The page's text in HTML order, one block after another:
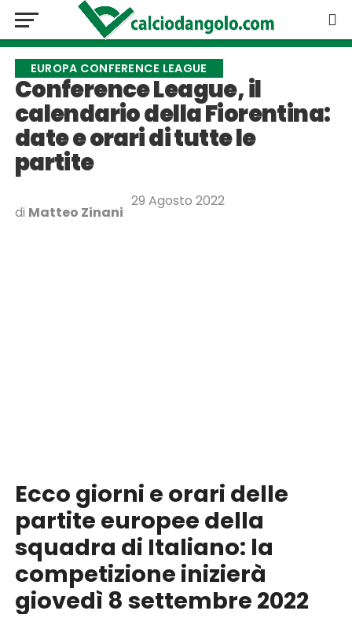
EUROPA CONFERENCE LEAGUE
Conference League, il
calendario della Fiorentina:
date e orari di tutte le
partite
di Matteo Zinani
29 Agosto 2022
Ecco giorni e orari delle
partite europee della
squadra di Italiano: la
competizione inizierà
giovedì 8 settembre 2022